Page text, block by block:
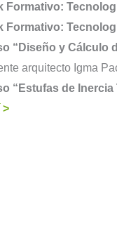
Formativo:
Formativo:
“Diseño y Cálculo
arquitecto Igma
“Estufas de Inercia
>